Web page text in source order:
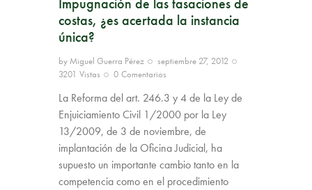
Impugnación de las tasaciones de
costas, ¿es acertada la instancia
única?
by Miguel Guerra Pérez
septiembre 27, 2012
3201 Vistas 0 Comentarios
La Reforma del art. 246.3 y 4 de la Ley de
Enjuiciamiento Civil 1/2000 por la Ley
13/2009, de 3 de noviembre, de
implantación de la Oficina Judicial, ha
supuesto un importante cambio tanto en la
competencia como en el procedimiento